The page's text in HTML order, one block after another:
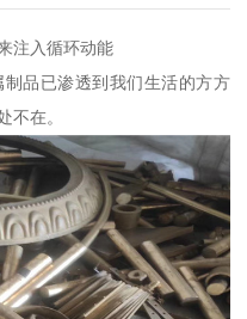
注入循环动能
品已渗透到我们生活的方方
不在。